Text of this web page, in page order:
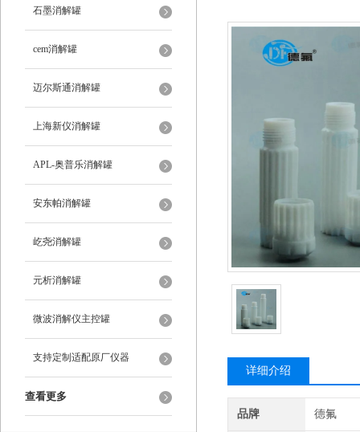
石墨消解罐
cem消解罐
迈尔斯通消解罐
上海新仪消解罐
APL-奥普乐消解罐
安东帕消解罐
屹尧消解罐
元析消解罐
微波消解仪主控罐
支持定制适配原厂仪器
查看更多
详细介绍
品牌 德氟